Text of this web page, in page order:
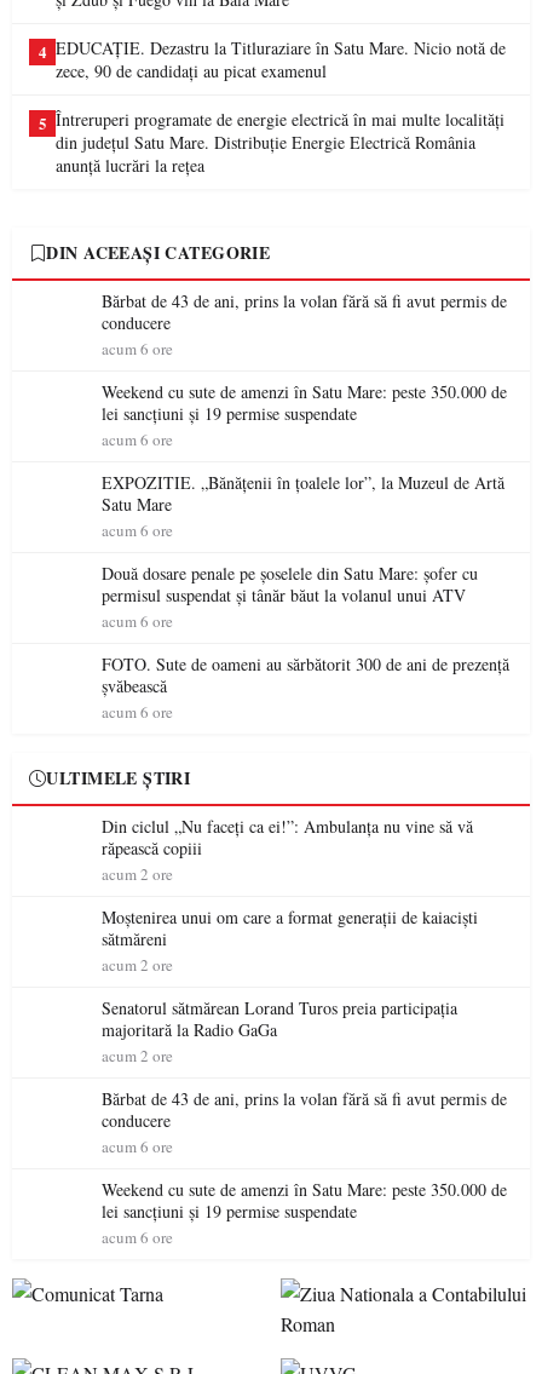
4 EDUCAȚIE. Dezastru la Titluraziare în Satu Mare. Nicio notă de
zece, 90 de candidați au picat examenul
5 Întreruperi programate de energie electrică în mai multe localități
din județul Satu Mare. Distribuție Energie Electrică România
anunță lucrări la rețea
DIN ACEEAȘI CATEGORIE
Bărbat de 43 de ani, prins la volan fără să fi avut permis de
conducere
acum 6 ore
Weekend cu sute de amenzi în Satu Mare: peste 350.000 de
lei sancțiuni și 19 permise suspendate
acum 6 ore
EXPOZITIE. „Bănățenii în țoalele lor”, la Muzeul de Artă
Satu Mare
acum 6 ore
Două dosare penale pe șoselele din Satu Mare: șofer cu
permisul suspendat și tânăr băut la volanul unui ATV
acum 6 ore
FOTO. Sute de oameni au sărbătorit 300 de ani de prezență
șvăbească
acum 6 ore
ULTIMELE ȘTIRI
Din ciclul „Nu faceți ca ei!”: Ambulanța nu vine să vă
răpească copiii
acum 2 ore
Moștenirea unui om care a format generații de kaiaciști
sătmăreni
acum 2 ore
Senatorul sătmărean Lorand Turos preia participația
majoritară la Radio GaGa
acum 2 ore
Bărbat de 43 de ani, prins la volan fără să fi avut permis de
conducere
acum 6 ore
Weekend cu sute de amenzi în Satu Mare: peste 350.000 de
lei sancțiuni și 19 permise suspendate
acum 6 ore